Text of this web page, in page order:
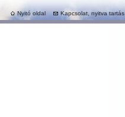
Nyitó oldal Kapcsolat, nyitva tartás